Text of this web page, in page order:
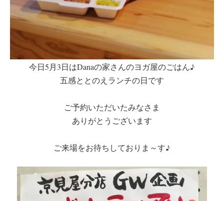
今日5月3日はDanaの家さんのヨガ屋のごはん♪
五感ととのえランチの日です
ご予約いただいたみなさま
ありがとうございます
ご来場をお待ちしておりま～す♪